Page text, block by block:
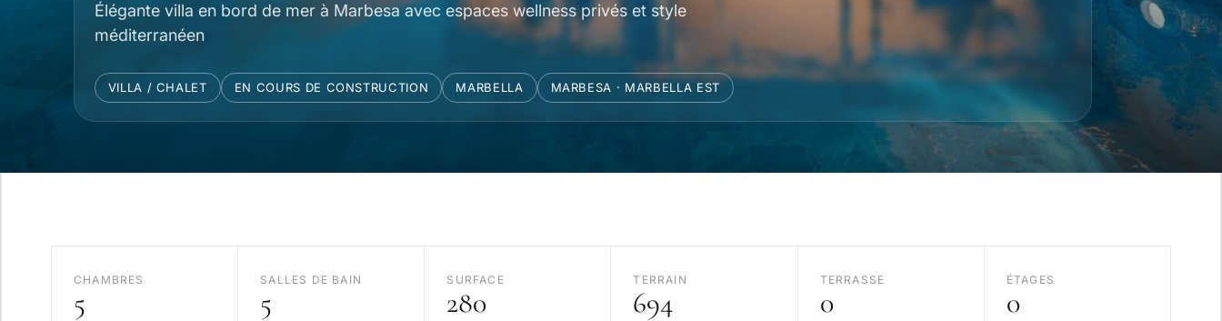
Élégante villa en bord de mer à Marbesa avec espaces wellness privés et style
méditerranéen
VILLA / CHALET EN COURS DE CONSTRUCTION MARBELLA MARBESA · MARBELLA EST
CHAMBRES
5
SALLES DE BAIN
5
SURFACE
280
TERRAIN
694
TERRASSE
0
ÉTAGES
0